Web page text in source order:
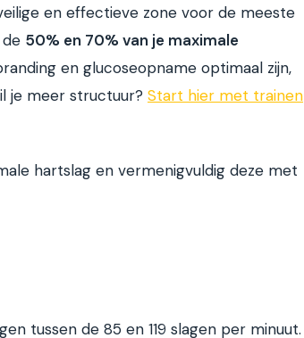
en effectieve zone voor de meeste
50% en 70% van je maximale
en glucoseopname optimaal zijn,
je meer structuur? Start hier met trainen
hartslag en vermenigvuldig deze met
tussen de 85 en 119 slagen per minuut.